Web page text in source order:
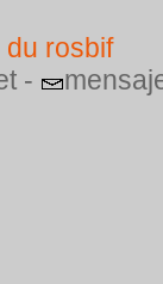
rosbif
-